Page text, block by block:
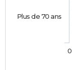
Plus de 70 ans
0